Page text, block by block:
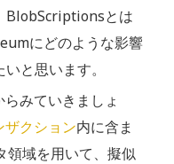
BlobScriptionsとは
にどのような影響
と思います。
みていきましょ
ザクション内に含ま
領域を用いて、擬似